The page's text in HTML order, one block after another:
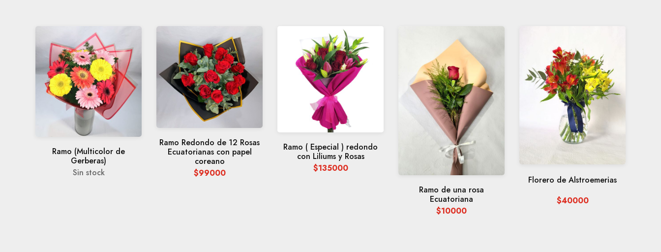
Ramo (Multicolor de
Gerberas)
Sin stock
Ramo Redondo de 12 Rosas
Ecuatorianas con papel
coreano
$99000
Ramo ( Especial ) redondo
con Liliums y Rosas
$135000
Ramo de una rosa
Ecuatoriana
$10000
Florero de Alstroemerias
$40000